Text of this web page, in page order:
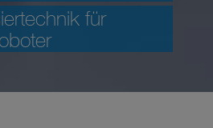
für